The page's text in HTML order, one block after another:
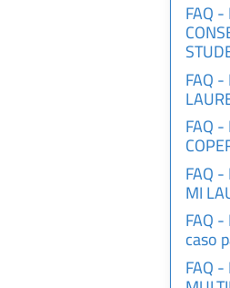
FAQ -
FAQ -
FAQ -
FAQ -
MI
FAQ -
caso
FAQ -